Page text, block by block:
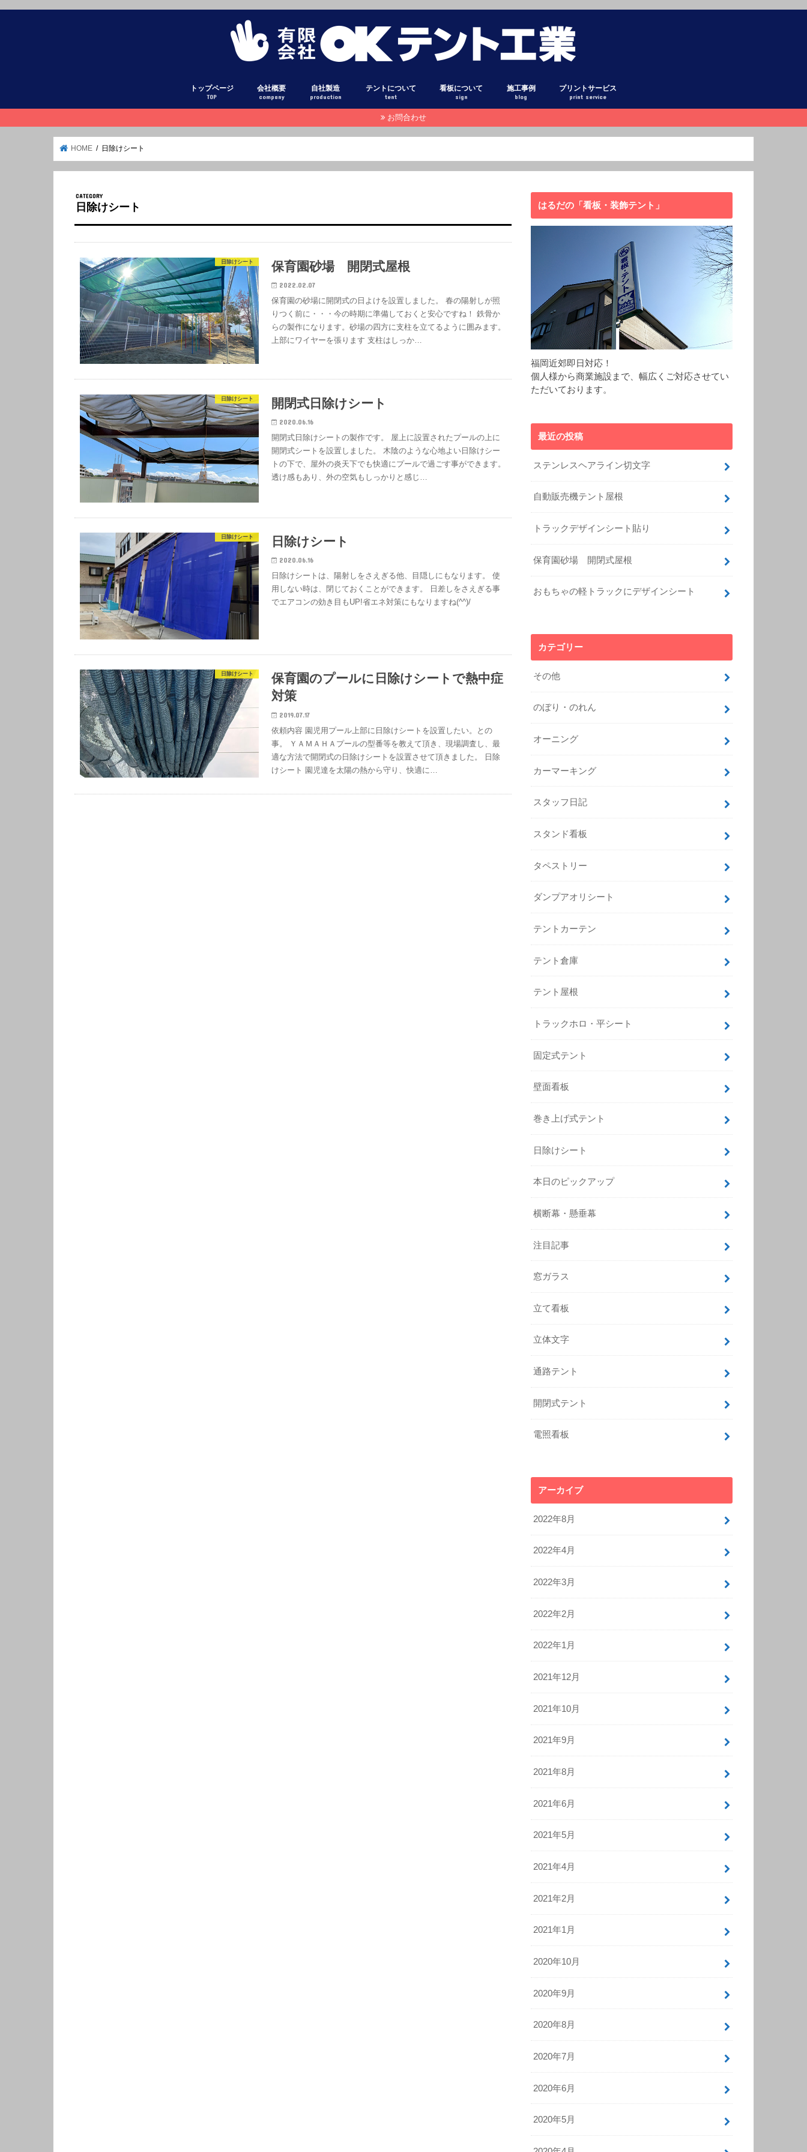
トップページ
TOP
会社概要
company
自社製造
production
テントについて
tent
オーニング
固定式テント
ダンプ アオリシート
トラック 幌シート
テント生地 光沢
テント生地 布目調
テント生地 高耐候素材
テント生地 糸入り透明シート
テント生地 高級コットン調
テント用粘着フィルム
看板について
sign
施工事例
blog
プリントサービス
print service
お問合わせ
HOME 日除けシート
日除けシート
日除けシート 保育園砂場 開閉式屋根
2022.02.07
保育園の砂場に開閉式の日よけを設置しました。 春の陽射しが照
りつく前に・・・今の時期に準備しておくと安心ですね！ 鉄骨か
らの製作になります。砂場の四方に支柱を立てるように囲みます。
上部にワイヤーを張ります 支柱はしっか…
日除けシート 開閉式日除けシート
2020.06.16
開閉式日除けシートの製作です。 屋上に設置されたプールの上に
開閉式シートを設置しました。 木陰のような心地よい日除けシー
トの下で、屋外の炎天下でも快適にプールで過ごす事ができます。
透け感もあり、外の空気もしっかりと感じ…
日除けシート 日除けシート
2020.06.16
日除けシートは、陽射しをさえぎる他、目隠しにもなります。 使
用しない時は、閉じておくことができます。 日差しをさえぎる事
でエアコンの効き目もUP!省エネ対策にもなりますね(^^)/
日除けシート
保育園のプールに日除けシートで熱中症
対策
2019.07.17
依頼内容 園児用プール上部に日除けシートを設置したい。との
事。 ＹＡＭＡＨＡプールの型番等を教えて頂き、現場調査し、最
適な方法で開閉式の日除けシートを設置させて頂きました。 日除
けシート 園児達を太陽の熱から守り、快適に…
はるだの「看板・装飾テント」
福岡近郊即日対応！
個人様から商業施設まで、幅広くご対応させてい
ただいております。
最近の投稿
ステンレスヘアライン切文字
自動販売機テント屋根
トラックデザインシート貼り
保育園砂場 開閉式屋根
おもちゃの軽トラックにデザインシート
カテゴリー
その他
のぼり・のれん
オーニング
カーマーキング
スタッフ日記
スタンド看板
タペストリー
ダンプアオリシート
テントカーテン
テント倉庫
テント屋根
トラックホロ・平シート
固定式テント
壁面看板
巻き上げ式テント
日除けシート
本日のピックアップ
横断幕・懸垂幕
注目記事
窓ガラス
立て看板
立体文字
通路テント
開閉式テント
電照看板
アーカイブ
2022年8月
2022年4月
2022年3月
2022年2月
2022年1月
2021年12月
2021年10月
2021年9月
2021年8月
2021年6月
2021年5月
2021年4月
2021年2月
2021年1月
2020年10月
2020年9月
2020年8月
2020年7月
2020年6月
2020年5月